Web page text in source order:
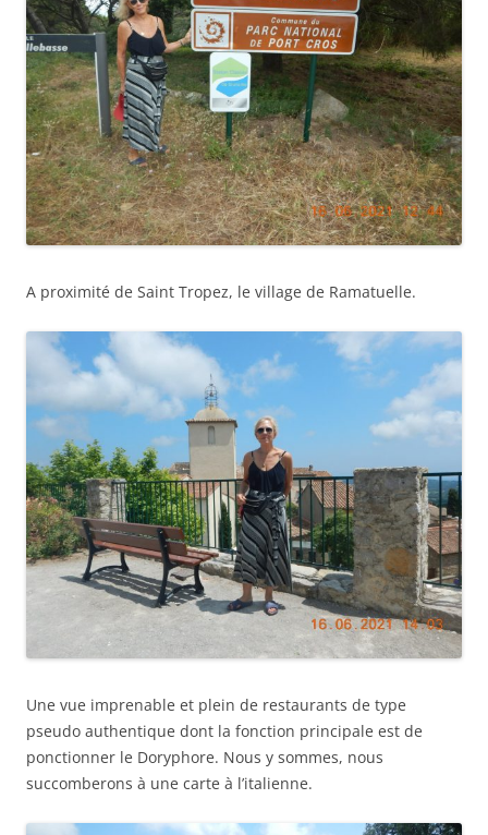
A proximité de Saint Tropez, le village de Ramatuelle.
Une vue imprenable et plein de restaurants de type
pseudo authentique dont la fonction principale est de
ponctionner le Doryphore. Nous y sommes, nous
succomberons à une carte à l’italienne.